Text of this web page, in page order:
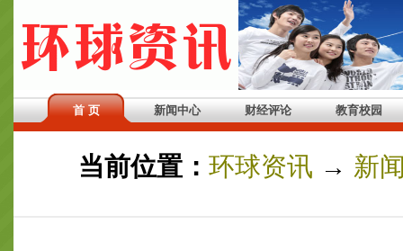
首 页 新闻中心 财经评论 教育校园
当前位置： 环球资讯 → 新